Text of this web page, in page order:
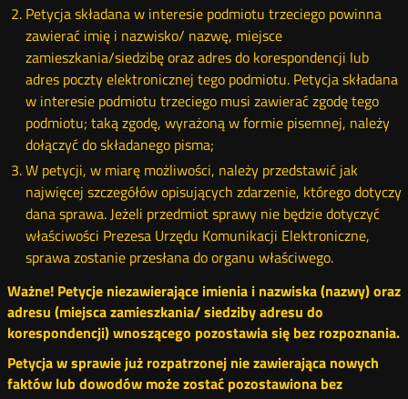
Petycja składana w interesie podmiotu trzeciego powinna
zawierać imię i nazwisko/ nazwę, miejsce
zamieszkania/siedzibę oraz adres do korespondencji lub
adres poczty elektronicznej tego podmiotu. Petycja składana
w interesie podmiotu trzeciego musi zawierać zgodę tego
podmiotu; taką zgodę, wyrażoną w formie pisemnej, należy
dołączyć do składanego pisma;
W petycji, w miarę możliwości, należy przedstawić jak
najwięcej szczegółów opisujących zdarzenie, którego dotyczy
dana sprawa. Jeżeli przedmiot sprawy nie będzie dotyczyć
właściwości Prezesa Urzędu Komunikacji Elektroniczne,
sprawa zostanie przesłana do organu właściwego.
Ważne! Petycje niezawierające imienia i nazwiska (nazwy) oraz
adresu (miejsca zamieszkania/ siedziby adresu do
korespondencji) wnoszącego pozostawia się bez rozpoznania.
Petycja w sprawie już rozpatrzonej nie zawierająca nowych
faktów lub dowodów może zostać pozostawiona bez